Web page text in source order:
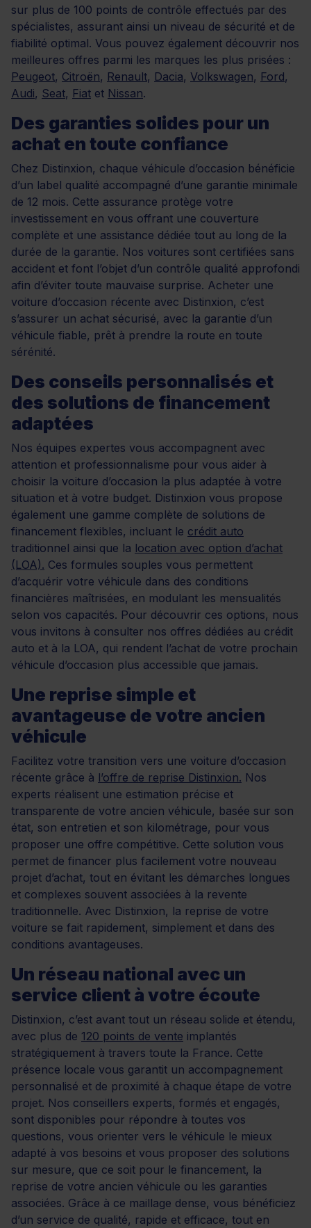
sur plus de 100 points de contrôle effectués par des
spécialistes, assurant ainsi un niveau de sécurité et de
fiabilité optimal. Vous pouvez également découvrir nos
meilleures offres parmi les marques les plus prisées :
Peugeot, Citroën, Renault, Dacia, Volkswagen, Ford,
Audi, Seat, Fiat et Nissan.
Des garanties solides pour un
achat en toute confiance
Chez Distinxion, chaque véhicule d’occasion bénéficie
d’un label qualité accompagné d’une garantie minimale
de 12 mois. Cette assurance protège votre
investissement en vous offrant une couverture
complète et une assistance dédiée tout au long de la
durée de la garantie. Nos voitures sont certifiées sans
accident et font l’objet d’un contrôle qualité approfondi
afin d’éviter toute mauvaise surprise. Acheter une
voiture d’occasion récente avec Distinxion, c’est
s’assurer un achat sécurisé, avec la garantie d’un
véhicule fiable, prêt à prendre la route en toute
sérénité.
Des conseils personnalisés et
des solutions de financement
adaptées
Nos équipes expertes vous accompagnent avec
attention et professionnalisme pour vous aider à
choisir la voiture d’occasion la plus adaptée à votre
situation et à votre budget. Distinxion vous propose
également une gamme complète de solutions de
financement flexibles, incluant le crédit auto
traditionnel ainsi que la location avec option d’achat
(LOA). Ces formules souples vous permettent
d’acquérir votre véhicule dans des conditions
financières maîtrisées, en modulant les mensualités
selon vos capacités. Pour découvrir ces options, nous
vous invitons à consulter nos offres dédiées au crédit
auto et à la LOA, qui rendent l’achat de votre prochain
véhicule d’occasion plus accessible que jamais.
Une reprise simple et
avantageuse de votre ancien
véhicule
Facilitez votre transition vers une voiture d’occasion
récente grâce à l’offre de reprise Distinxion. Nos
experts réalisent une estimation précise et
transparente de votre ancien véhicule, basée sur son
état, son entretien et son kilométrage, pour vous
proposer une offre compétitive. Cette solution vous
permet de financer plus facilement votre nouveau
projet d’achat, tout en évitant les démarches longues
et complexes souvent associées à la revente
traditionnelle. Avec Distinxion, la reprise de votre
voiture se fait rapidement, simplement et dans des
conditions avantageuses.
Un réseau national avec un
service client à votre écoute
Distinxion, c’est avant tout un réseau solide et étendu,
avec plus de 120 points de vente implantés
stratégiquement à travers toute la France. Cette
présence locale vous garantit un accompagnement
personnalisé et de proximité à chaque étape de votre
projet. Nos conseillers experts, formés et engagés,
sont disponibles pour répondre à toutes vos
questions, vous orienter vers le véhicule le mieux
adapté à vos besoins et vous proposer des solutions
sur mesure, que ce soit pour le financement, la
reprise de votre ancien véhicule ou les garanties
associées. Grâce à ce maillage dense, vous bénéficiez
d’un service de qualité, rapide et efficace, tout en